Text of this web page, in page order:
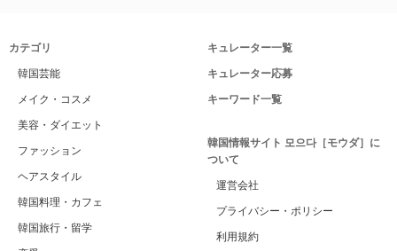
カテゴリ
韓国芸能
メイク・コスメ
美容・ダイエット
ファッション
ヘアスタイル
韓国料理・カフェ
韓国旅行・留学
キュレーター一覧
キュレーター応募
キーワード一覧
韓国情報サイト 모으다［モウダ］に
ついて
運営会社
プライバシー・ポリシー
利用規約